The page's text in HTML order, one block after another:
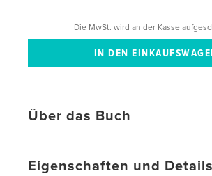
Die MwSt. wird an der Kasse
Über das Buch
Eigenschaften und Details